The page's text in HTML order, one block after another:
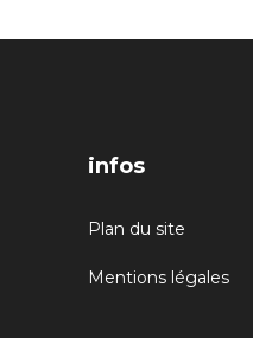
infos
Plan du site
Mentions légales